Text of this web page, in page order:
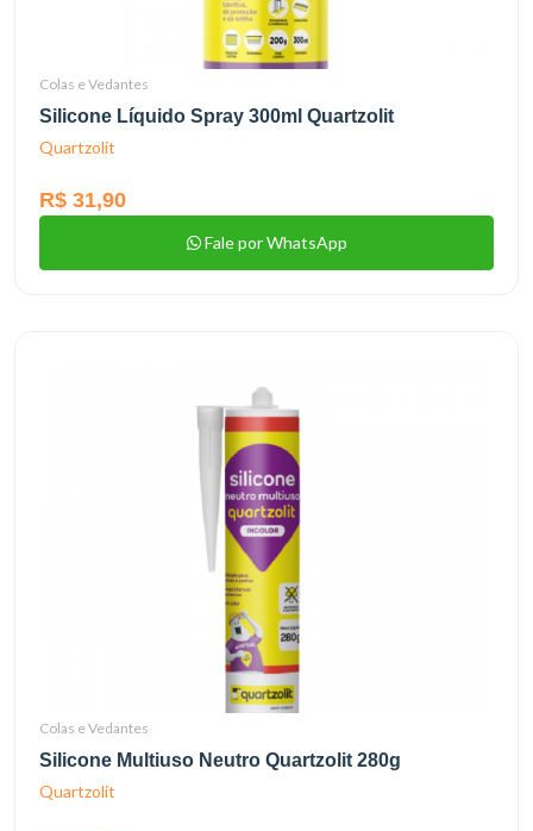
Colas e Vedantes
Silicone Líquido Spray 300ml Quartzolit
Quartzolit
R$ 31,90
Fale por WhatsApp
Colas e Vedantes
Silicone Multiuso Neutro Quartzolit 280g
Quartzolit